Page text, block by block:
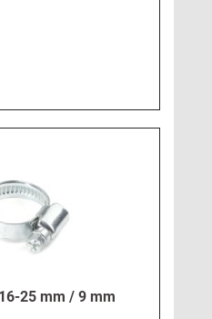
25 mm / 9 mm